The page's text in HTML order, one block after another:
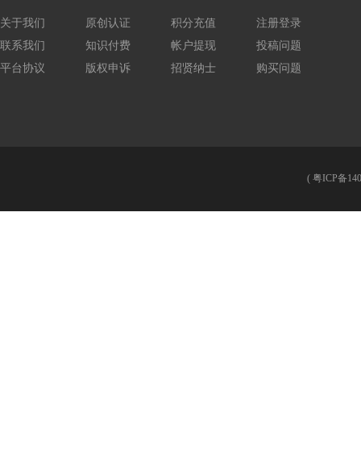
关于我们
联系我们
平台协议
原创认证
知识付费
版权申诉
积分充值
帐户提现
招贤纳士
注册登录
投稿问题
购买问题
( 粤ICP备